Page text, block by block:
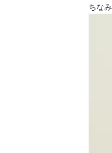
ちな